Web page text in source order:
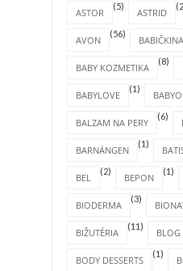
ASTOR
(5)
ASTRID
AVON
(56)
BABY KOZMETIKA
(8)
BABYLOVE
(1)
BALZAM NA PERY
(6)
BARNÄNGEN
(1)
BEL
(2)
BEPON
(1)
BIODERMA
(3)
BIŽUTÉRIA
(11)
BLOG
BODY DESSERTS
(1)